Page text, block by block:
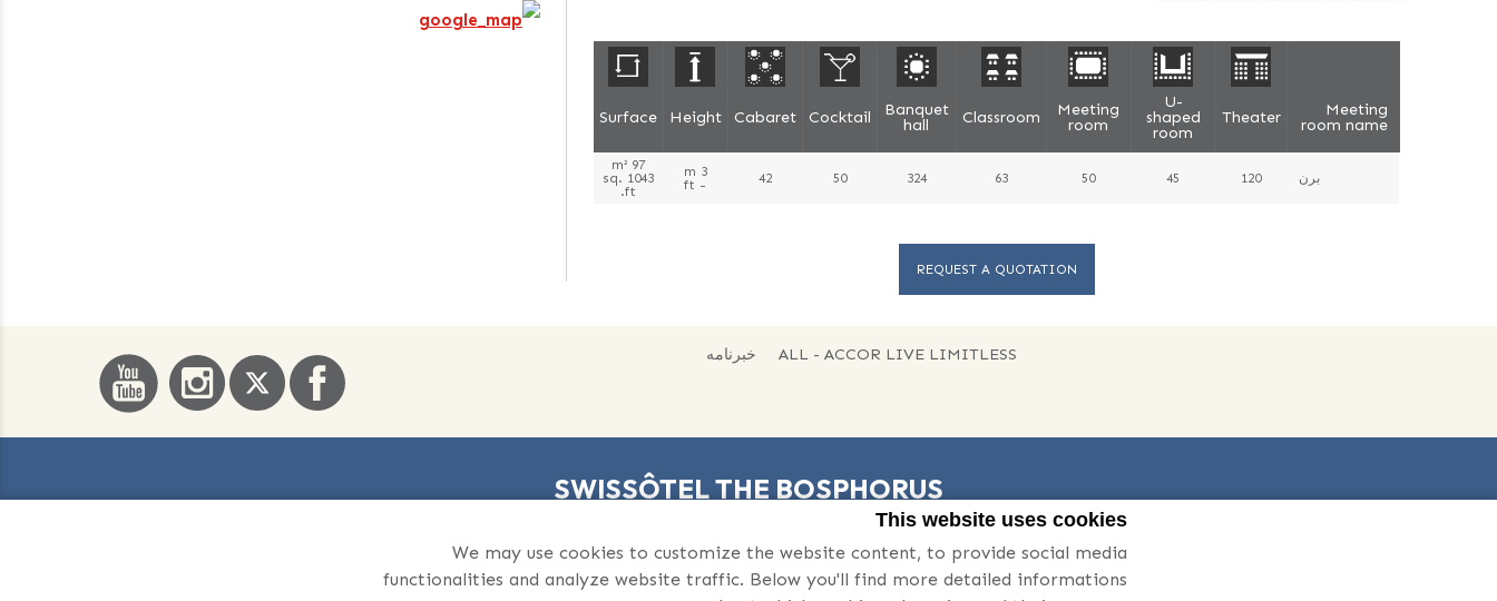
This website uses cookies
We may use cookies to customize the website content, to provide social media
functionalities and analyze website traffic. Below you'll find more detailed informations
Meeting
room name
Theater
U-
shaped
room
Meeting
room
Classroom
Banquet
hall
Cocktail
Cabaret
Height
Surface
برن 120
45
50
63
324
50
42
3 m
- ft
97 m²
1043 sq.
ft.
REQUEST A QUOTATION
ALL - ACCOR LIVE LIMITLESS خبرنامه
SWISSÔTEL THE BOSPHORUS
Visnezade Mah. Acisu Sok. N. 19, 34357 Macka Besiktas, Istanbul
Phone:
+90 212 326 11 00
-
Email:istanbul@swissotel.com